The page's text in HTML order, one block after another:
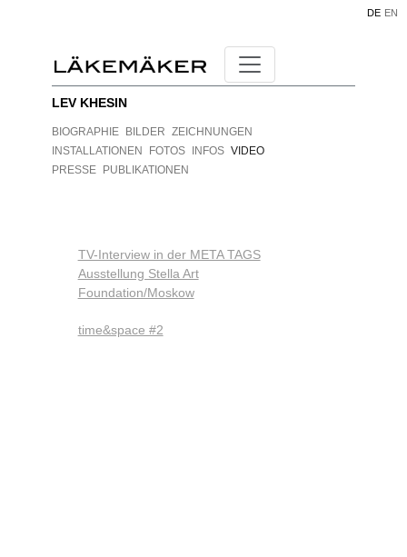
DE EN
LEV KHESIN
BIOGRAPHIE BILDER ZEICHNUNGEN
INSTALLATIONEN
FOTOS INFOS VIDEO
PRESSE
PUBLIKATIONEN
TV-Interview in der META TAGS
Ausstellung Stella Art
Foundation/Moskow
time&space #2